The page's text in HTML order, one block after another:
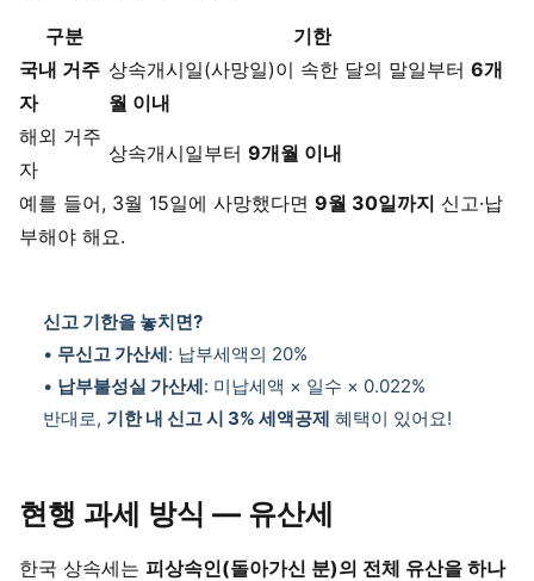
구분
기한
국내 거주
자
상속개시일(사망일)이 속한 달의 말일부터 6개
월 이내
해외 거주
자
상속개시일부터 9개월 이내
예를 들어, 3월 15일에 사망했다면 9월 30일까지 신고·납
부해야 해요.
신고 기한을 놓치면?
• 무신고 가산세: 납부세액의 20%
• 납부불성실 가산세: 미납세액 × 일수 × 0.022%
반대로, 기한 내 신고 시 3% 세액공제 혜택이 있어요!
현행 과세 방식 — 유산세
한국 상속세는 피상속인(돌아가신 분)의 전체 유산을 하나